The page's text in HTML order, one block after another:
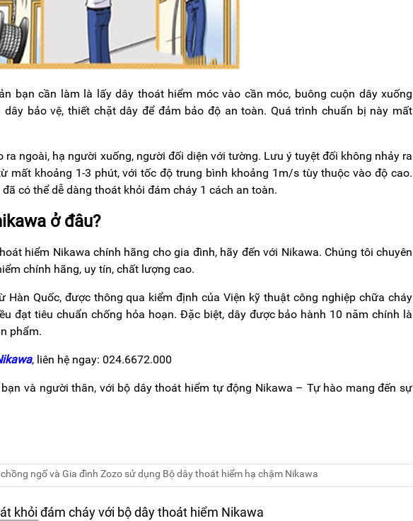
bạn cần làm là lấy dây thoát hiểm móc vào cần móc, buông cuộn dây xuống
bảo vệ, thiết chặt dây để đảm bảo độ an toàn. Quá trình chuẩn bị này mất
ra ngoài, hạ người xuống, người đối diện với tường. Lưu ý tuyệt đối không nhảy ra
mất khoảng 1-3 phút, với tốc độ trung bình khoảng 1m/s tùy thuộc vào độ cao.
có thể dễ dàng thoát khỏi đám cháy 1 cách an toàn.
ở đâu?
hiểm Nikawa chính hãng cho gia đình, hãy đến với Nikawa. Chúng tôi chuyên
chính hãng, uy tín, chất lượng cao.
Hàn Quốc, được thông qua kiểm định của Viện kỹ thuật công nghiệp chữa cháy
đạt tiêu chuẩn chống hỏa hoạn. Đặc biệt, dây được bảo hành 10 năm chính là
phẩm.
, liên hệ ngay: 024.6672.000
và người thân, với bộ dây thoát hiểm tự động Nikawa – Tự hào mang đến sự
chồng ngố và Gia đình Zozo sử dụng Bộ dây thoát hiểm hạ chậm Nikawa
khỏi đám cháy với bộ dây thoát hiểm Nikawa